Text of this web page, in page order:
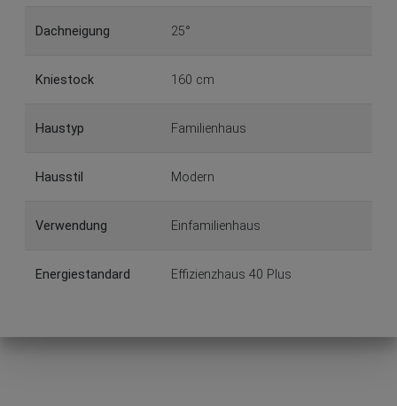
Dachneigung 25°
Kniestock 160 cm
Haustyp Familienhaus
Hausstil Modern
Verwendung Einfamilienhaus
Energiestandard Effizienzhaus 40 Plus